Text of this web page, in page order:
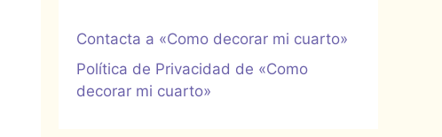
Contacta a «Como decorar mi cuarto»
Política de Privacidad de «Como
decorar mi cuarto»